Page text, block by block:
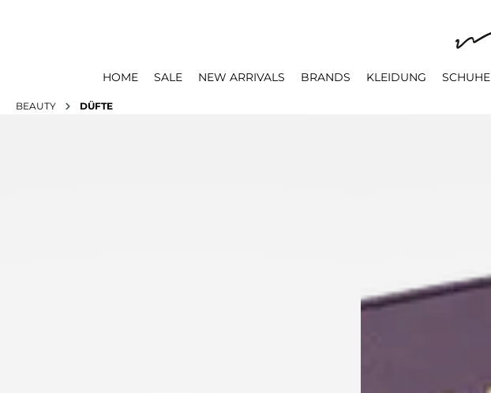
HOME SALE NEW ARRIVALS BRANDS KLEIDUNG SCHUHE
BEAUTY DÜFTE